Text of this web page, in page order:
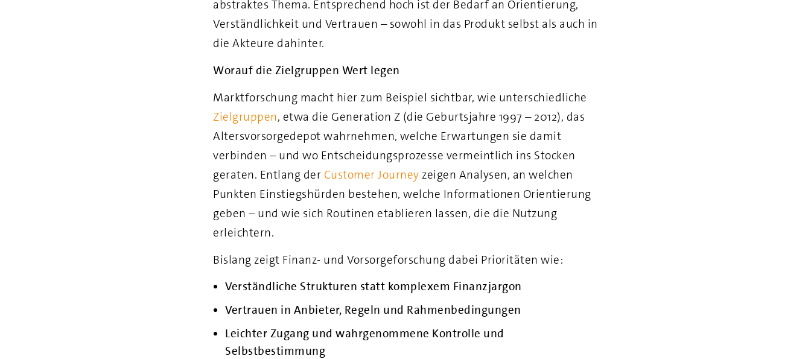
abstraktes Thema. Entsprechend hoch ist der Bedarf an Orientierung,
Verständlichkeit und Vertrauen – sowohl in das Produkt selbst als auch in
die Akteure dahinter.
Worauf die Zielgruppen Wert legen
Marktforschung macht hier zum Beispiel sichtbar, wie unterschiedliche
Zielgruppen, etwa die Generation Z (die Geburtsjahre 1997 – 2012), das
Altersvorsorgedepot wahrnehmen, welche Erwartungen sie damit
verbinden – und wo Entscheidungsprozesse vermeintlich ins Stocken
geraten. Entlang der Customer Journey zeigen Analysen, an welchen
Punkten Einstiegshürden bestehen, welche Informationen Orientierung
geben – und wie sich Routinen etablieren lassen, die die Nutzung
erleichtern.
Bislang zeigt Finanz‑ und Vorsorgeforschung dabei Prioritäten wie:
Verständliche Strukturen statt komplexem Finanzjargon
Vertrauen in Anbieter, Regeln und Rahmenbedingungen
Leichter Zugang und wahrgenommene Kontrolle und
Selbstbestimmung